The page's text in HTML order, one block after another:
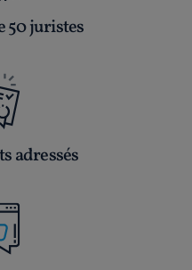
50 juristes
adressés